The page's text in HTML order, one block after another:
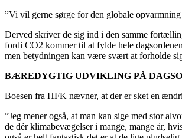
”Vi vil gerne sørge for den globale
Derved skriver de sig ind i den samme
fordi CO2 kommer til at fylde hele
men betydningen kan være svært at forholde
BÆREDYGTIG UDVIKLING PÅ
Boesen fra HFK nævner, at der er sket en
”Jeg mener også, at man kan sige med stor
de dér klimabevægelser i mange, mange år,